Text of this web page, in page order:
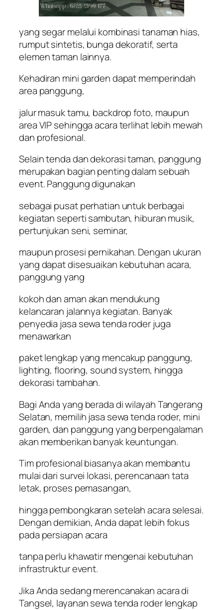
yang segar melalui kombinasi tanaman hias,
rumput sintetis, bunga dekoratif, serta
elemen taman lainnya.
Kehadiran mini garden dapat memperindah
area panggung,
jalur masuk tamu, backdrop foto, maupun
area VIP sehingga acara terlihat lebih mewah
dan profesional.
Selain tenda dan dekorasi taman, panggung
merupakan bagian penting dalam sebuah
event. Panggung digunakan
sebagai pusat perhatian untuk berbagai
kegiatan seperti sambutan, hiburan musik,
pertunjukan seni, seminar,
maupun prosesi pernikahan. Dengan ukuran
yang dapat disesuaikan kebutuhan acara,
panggung yang
kokoh dan aman akan mendukung
kelancaran jalannya kegiatan. Banyak
penyedia jasa sewa tenda roder juga
menawarkan
paket lengkap yang mencakup panggung,
lighting, flooring, sound system, hingga
dekorasi tambahan.
Bagi Anda yang berada di wilayah Tangerang
Selatan, memilih jasa sewa tenda roder, mini
garden, dan panggung yang berpengalaman
akan memberikan banyak keuntungan.
Tim profesional biasanya akan membantu
mulai dari survei lokasi, perencanaan tata
letak, proses pemasangan,
hingga pembongkaran setelah acara selesai.
Dengan demikian, Anda dapat lebih fokus
pada persiapan acara
tanpa perlu khawatir mengenai kebutuhan
infrastruktur event.
Jika Anda sedang merencanakan acara di
Tangsel, layanan sewa tenda roder lengkap